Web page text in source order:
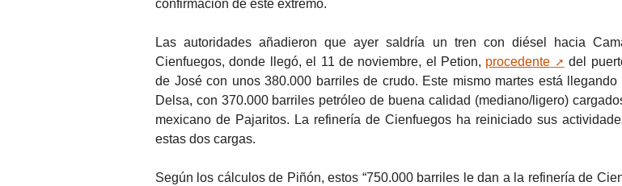
confirmación de este extremo.
Las autoridades añadieron que ayer saldría un tren con diésel hacia
Cienfuegos, donde llegó, el 11 de noviembre, el Petion, procedente
del
de José con unos 380.000 barriles de crudo. Este mismo martes está llegando
Delsa, con 370.000 barriles petróleo de buena calidad (mediano/ligero)
mexicano de Pajaritos. La refinería de Cienfuegos ha reiniciado sus
estas dos cargas.
Según los cálculos de Piñón, estos “750.000 barriles le dan a la refinería de